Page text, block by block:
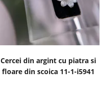
Cercei din argint cu piatra si
floare din scoica 11-1-i5941